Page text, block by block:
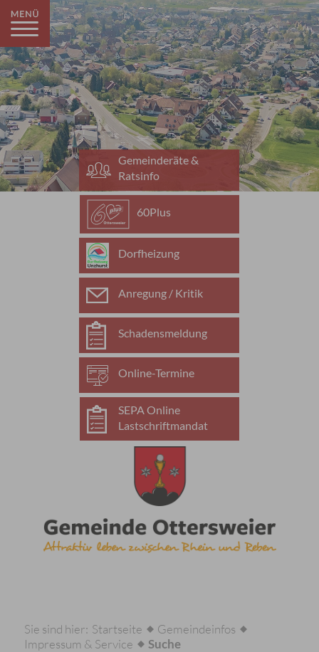
Gemeinderäte &
Ratsinfo
60Plus
Dorfheizung
Anregung / Kritik
Schadensmeldung
Online-Termine
SEPA Online
Lastschriftmandat
Sie sind hier: Startseite
Gemeindeinfos
Impressum & Service
Suche